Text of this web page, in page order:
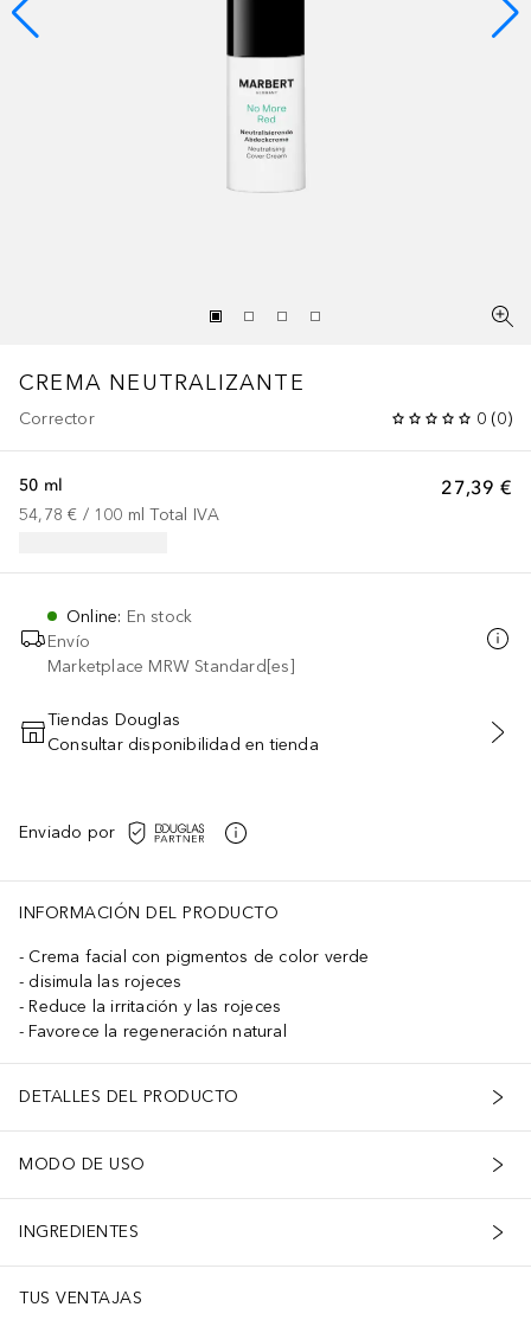
CREMA NEUTRALIZANTE
Corrector 0 (0)
27,39 €
50 ml
54,78 € / 100 ml Total IVA
Online: En stock
Envío
Marketplace MRW Standard[es]
AÑADIR AL CARRITO
Tiendas Douglas
Consultar disponibilidad en tienda
Enviado por
INFORMACIÓN DEL PRODUCTO
Crema facial con pigmentos de color verde
disimula las rojeces
Reduce la irritación y las rojeces
Favorece la regeneración natural
DETALLES DEL PRODUCTO
MODO DE USO
INGREDIENTES
TUS VENTAJAS